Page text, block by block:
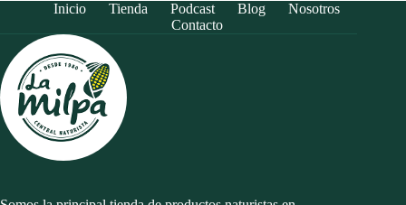
Inicio Tienda Podcast Blog
Nosotros
Contacto